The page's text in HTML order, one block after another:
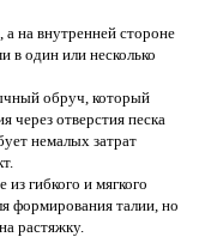
на внутренней стороне
один или несколько
обруч, который
через отверстия песка
немалых затрат
гибкого и мягкого
формирования талии, но
растяжку.